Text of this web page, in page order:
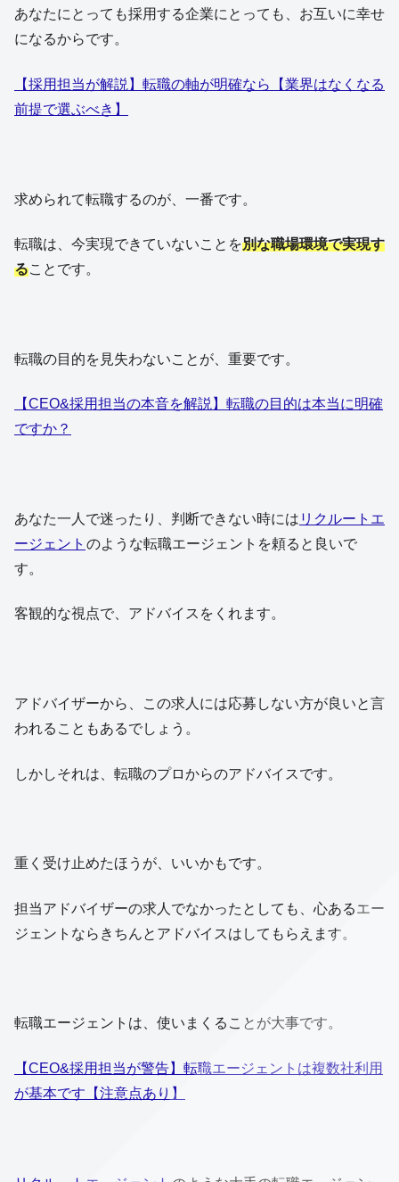
あなたにとっても採用する企業にとっても、お互いに幸せ
になるからです。
【採用担当が解説】転職の軸が明確なら【業界はなくなる
前提で選ぶべき】
求められて転職するのが、一番です。
転職は、今実現できていないことを別な職場環境で実現す
ることです。
転職の目的を見失わないことが、重要です。
【CEO&採用担当の本音を解説】転職の目的は本当に明確
ですか？
あなた一人で迷ったり、判断できない時には リクルートエ
ージェント のような転職エージェントを頼ると良いで
す。
客観的な視点で、アドバイスをくれます。
アドバイザーから、この求人には応募しない方が良いと言
われることもあるでしょう。
しかしそれは、転職のプロからのアドバイスです。
重く受け止めたほうが、いいかもです。
担当アドバイザーの求人でなかったとしても、心あるエー
ジェントならきちんとアドバイスはしてもらえます。
転職エージェントは、使いまくることが大事です。
【CEO&採用担当が警告】転職エージェントは複数社利用
が基本です【注意点あり】